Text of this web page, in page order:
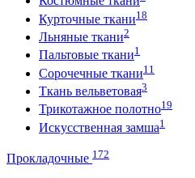
Курточные ткани18
Льняные ткани2
Пальтовые ткани1
Сорочечные ткани11
Ткань вельветовая3
Трикотажное полотно19
Искусственная замша1
Прокладочные 172